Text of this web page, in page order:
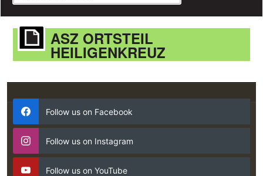
ASZ ORTSTEIL
HEILIGENKREUZ
Follow us on Facebook
Follow us on Instagram
Follow us on YouTube